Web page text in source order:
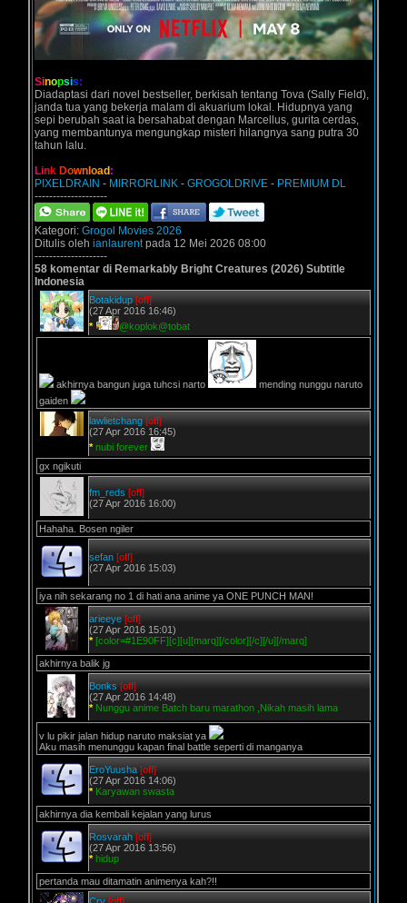
Sinopsis:
Diadaptasi dari novel bestseller, berkisah tentang Tova (Sally Field),
janda tua yang bekerja malam di akuarium lokal. Hidupnya yang
sepi berubah saat ia bersahabat dengan Marcellus, gurita cerdas,
yang membantunya mengungkap misteri hilangnya sang putra 30
tahun lalu.
Link Down oad :
PIXELDRAIN - MIRRORLINK - GROGOLDRIVE - PREMIUM DL
--------------------
Kategori: Grogol Movies 2026
Ditulis oleh ianlaurentpada 12 Mei 2026 08:00
--------------------
58 komentar di Remarkably Bright Creatures (2026) Subtitle
Indonesia
Botakidup [off]
(27 Apr 2016 16:46)
*
@koplok@tobat
akhirnya bangun juga tuhcsi narto
mending nunggu naruto
gaiden
lawlietchang [off]
(27 Apr 2016 16:45)
* nubi forever
gx ngikuti
fm_reds [off]
(27 Apr 2016 16:00)
Hahaha. Bosen ngiler
sefan [off]
(27 Apr 2016 15:03)
iya nih sekarang no 1 di hati ana anime ya ONE PUNCH MAN!
arieeye [off]
(27 Apr 2016 15:01)
* [color=#1E90FF][c][u][marq][/color][/c][/u][/marq]
akhirnya balik jg
Bonks [off]
(27 Apr 2016 14:48)
* Nunggu anime Batch baru marathon ,Nikah masih lama
v lu pikir jalan hidup naruto maksiat ya
Aku masih menunggu kapan final battle seperti di manganya
EroYuusha [off]
(27 Apr 2016 14:06)
* Karyawan swasta
akhirnya dia kembali kejalan yang lurus
Rosvarah [off]
(27 Apr 2016 13:56)
* hidup
pertanda mau ditamatin animenya kah?!!